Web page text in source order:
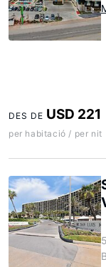
DES DE USD 221
per habitació / per nit